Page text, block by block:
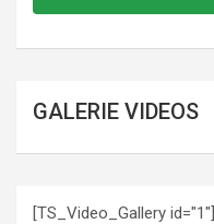
GALERIE VIDEOS
[TS_Video_Gallery id="1"]